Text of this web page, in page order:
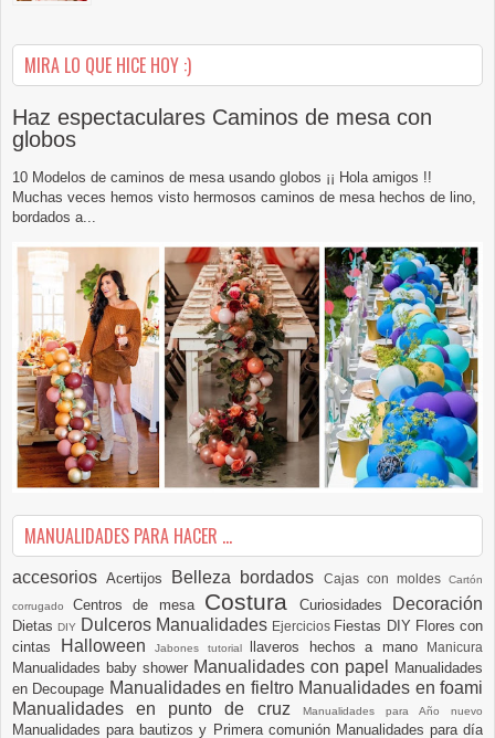
MIRA LO QUE HICE HOY :)
Haz espectaculares Caminos de mesa con
globos
10 Modelos de caminos de mesa usando globos ¡¡ Hola amigos !!
Muchas veces hemos visto hermosos caminos de mesa hechos de lino,
bordados a...
MANUALIDADES PARA HACER ...
accesoriosAcertijos Belleza bordados Cajas con moldesCartón
corrugadoCentros de mesa Costura Curiosidades Decoración
DietasDIY Dulceros Manualidades Ejercicios Fiestas DIY Flores con
cintas
Halloween Jabones tutorial llaveros hechos a mano Manicura
Manualidades baby shower Manualidades con papel
Manualidades
en Decoupage Manualidades en fieltro Manualidades en foami
Manualidades en punto de cruz
Manualidades para Año nuevo
Manualidades para bautizos y Primera comunión Manualidades para día